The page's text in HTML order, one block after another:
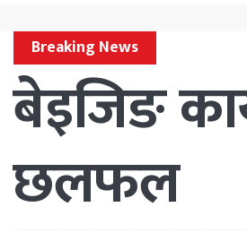
Breaking News
बेइजिङ
छलफल